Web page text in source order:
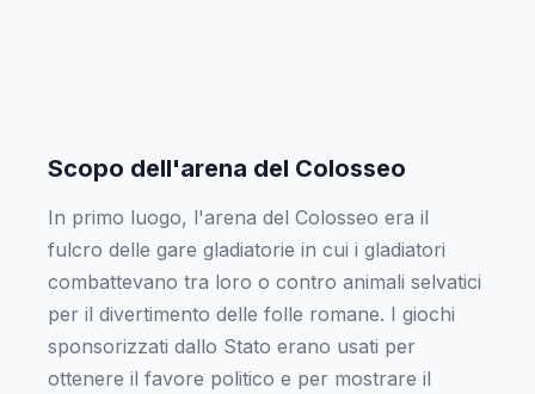
Scopo dell'arena del Colosseo
In primo luogo, l'arena del Colosseo era il
fulcro delle gare gladiatorie in cui i gladiatori
combattevano tra loro o contro animali selvatici
per il divertimento delle folle romane. I giochi
sponsorizzati dallo Stato erano usati per
ottenere il favore politico e per mostrare il